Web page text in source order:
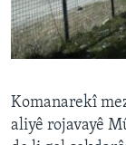
ÇAND Û HUNER
SERNIVÎS
Learning English
Komanarekî
aliyê rojavayê